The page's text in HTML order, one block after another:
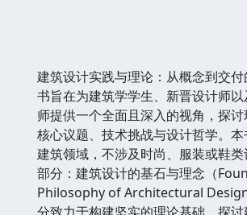
建筑设计实践与理论：从概念到交
书旨在为建筑学学生、新晋设计师
师提供一个全面且深入的视角，探
核心议题、技术挑战与设计哲学。
建筑领域，不涉及时尚、服装或鞋
部分：建筑设计的基石与理念（
Philosophy of Architectural